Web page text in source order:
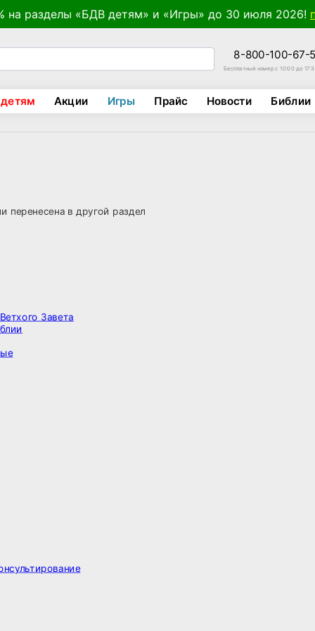
на разделы «БДВ детям» и «Игры» до 30 июля 2026!
8-800-100-67-
Бесплатный номер с 10:00 до
Акции Игры Прайс Новости Библии
перенесена в другой раздел
Завета